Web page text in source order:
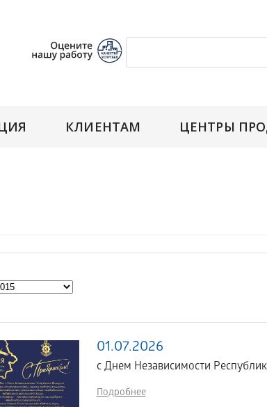
КЛИЕНТАМ ЦЕНТРЫ
01.07.2026
с Днем Независимости
Подробнее